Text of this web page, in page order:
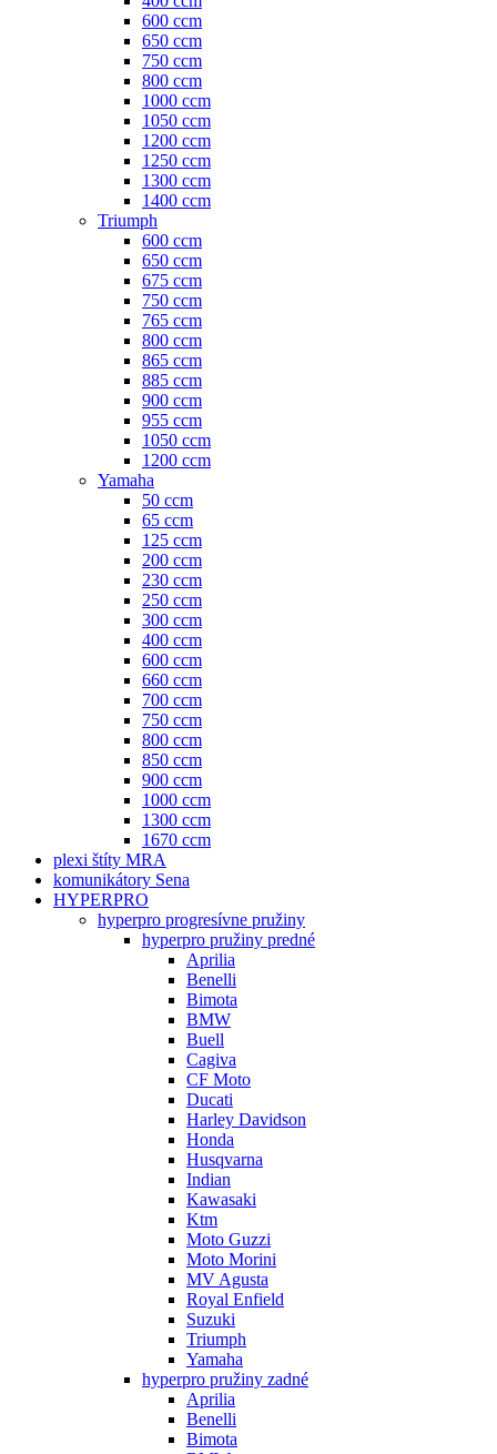
600 ccm
650 ccm
750 ccm
800 ccm
1000 ccm
1050 ccm
1200 ccm
1250 ccm
1300 ccm
1400 ccm
Triumph
600 ccm
650 ccm
675 ccm
750 ccm
765 ccm
800 ccm
865 ccm
885 ccm
900 ccm
955 ccm
1050 ccm
1200 ccm
Yamaha
50 ccm
65 ccm
125 ccm
200 ccm
230 ccm
250 ccm
300 ccm
400 ccm
600 ccm
660 ccm
700 ccm
750 ccm
800 ccm
850 ccm
900 ccm
1000 ccm
1300 ccm
1670 ccm
plexi štíty MRA
komunikátory Sena
HYPERPRO
hyperpro progresívne pružiny
hyperpro pružiny predné
Aprilia
Benelli
Bimota
BMW
Buell
Cagiva
CF Moto
Ducati
Harley Davidson
Honda
Husqvarna
Indian
Kawasaki
Ktm
Moto Guzzi
Moto Morini
MV Agusta
Royal Enfield
Suzuki
Triumph
Yamaha
hyperpro pružiny zadné
Aprilia
Benelli
Bimota